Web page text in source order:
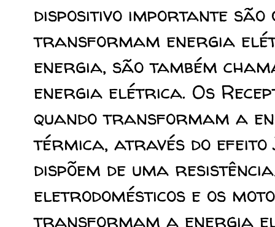
dispositivo importante são
transformam energia
energia, são também
energia elétrica. Os
quando transformam a
térmica, através do efeito
dispõem de uma
eletrodomésticos e os
transformam a energia